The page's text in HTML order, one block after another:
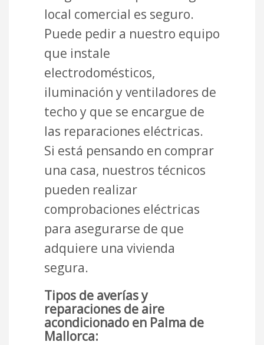
local comercial es seguro.
Puede pedir a nuestro equipo
que instale
electrodomésticos,
iluminación y ventiladores de
techo y que se encargue de
las reparaciones eléctricas.
Si está pensando en comprar
una casa, nuestros técnicos
pueden realizar
comprobaciones eléctricas
para asegurarse de que
adquiere una vivienda
segura.
Tipos de averías y
reparaciones de aire
acondicionado en Palma de
Mallorca: